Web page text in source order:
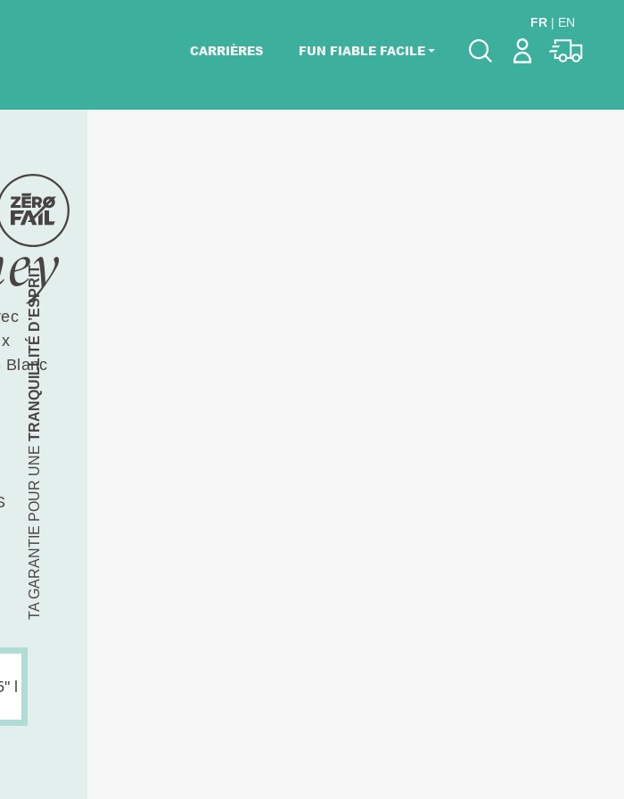
CARRIÈRES FUN FIABLE FACILE
FR| EN
TA GARANTIE POUR UNE
TRANQUILLITÉ D’ESPRIT
Blanc
l